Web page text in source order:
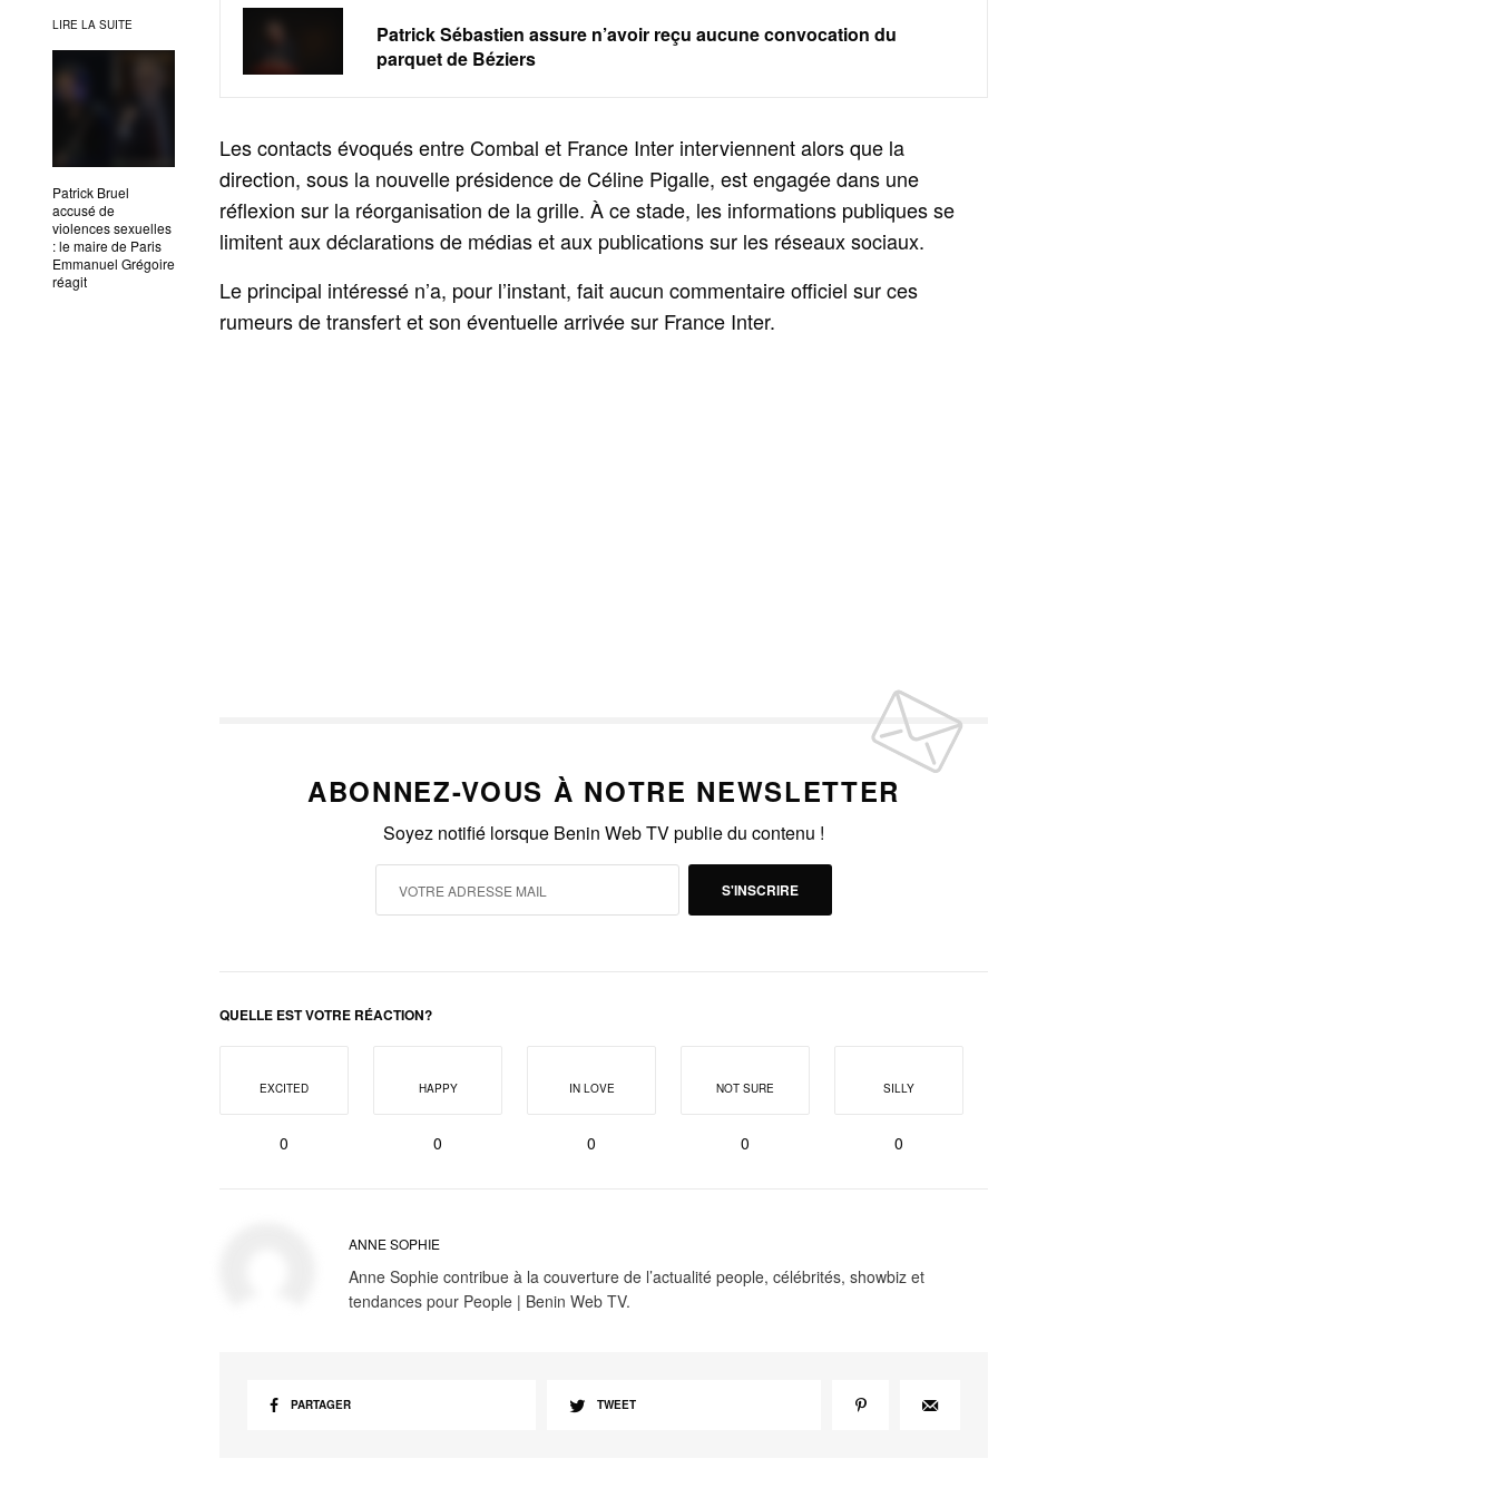
LIRE LA SUITE
Patrick Bruel
accusé de
violences sexuelles
: le maire de Paris
Emmanuel Grégoire
réagit
Patrick Sébastien assure n’avoir reçu aucune convocation du
parquet de Béziers
Les contacts évoqués entre Combal et France Inter interviennent alors que la
direction, sous la nouvelle présidence de Céline Pigalle, est engagée dans une
réflexion sur la réorganisation de la grille. À ce stade, les informations publiques se
limitent aux déclarations de médias et aux publications sur les réseaux sociaux.
Le principal intéressé n’a, pour l’instant, fait aucun commentaire officiel sur ces
rumeurs de transfert et son éventuelle arrivée sur France Inter.
ABONNEZ-VOUS À NOTRE NEWSLETTER
Soyez notifié lorsque Benin Web TV publie du contenu !
S'INSCRIRE
QUELLE EST VOTRE RÉACTION?
EXCITED
0
HAPPY
0
IN LOVE
0
NOT SURE
0
SILLY
0
ANNE SOPHIE
Anne Sophie contribue à la couverture de l’actualité people, célébrités, showbiz et
tendances pour People | Benin Web TV.
PARTAGER TWEET